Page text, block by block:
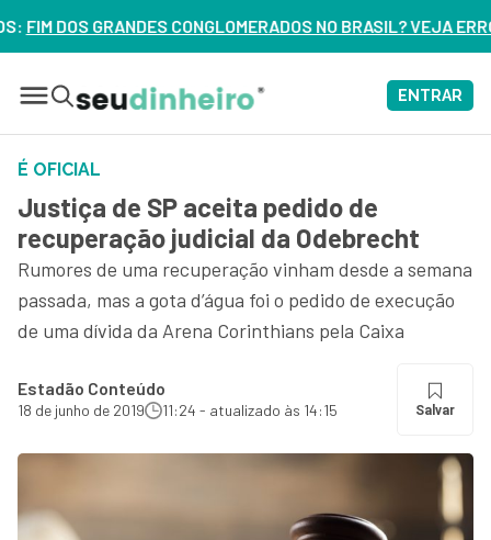
NO BRASIL? VEJA ERROS DE 3 DELES – ASSISTA
ENTRAR
É OFICIAL
Justiça de SP aceita pedido de
recuperação judicial da Odebrecht
Rumores de uma recuperação vinham desde a semana
passada, mas a gota d’água foi o pedido de execução
de uma dívida da Arena Corinthians pela Caixa
Estadão Conteúdo
18 de junho de 2019 11:24 - atualizado às 14:15 Salvar